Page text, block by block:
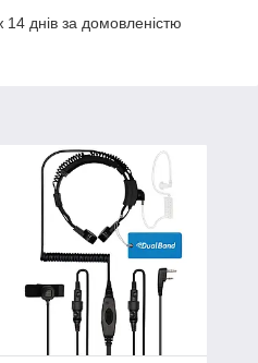
днів за домовленістю